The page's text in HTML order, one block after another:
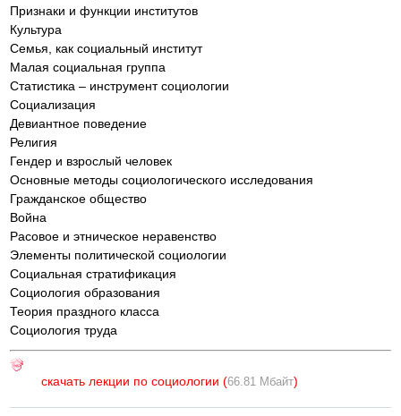
Признаки и функции институтов
Культура
Семья, как социальный институт
Малая социальная группа
Статистика – инструмент социологии
Социализация
Девиантное поведение
Религия
Гендер и взрослый человек
Основные методы социологического исследования
Гражданское общество
Война
Расовое и этническое неравенство
Элементы политической социологии
Социальная стратификация
Социология образования
Теория праздного класса
Социология труда
скачать лекции по социологии (66.81 Мбайт)